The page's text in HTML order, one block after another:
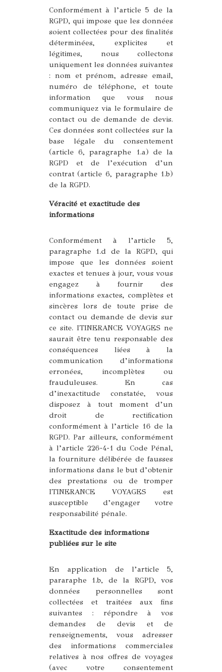
Conformément à l’article 5 de la
RGPD, qui impose que les données
soient collectées pour des finalités
déterminées, explicites et
légitimes, nous collectons
uniquement les données suivantes
: nom et prénom, adresse email,
numéro de téléphone, et toute
information que vous nous
communiquez via le formulaire de
contact ou de demande de devis.
Ces données sont collectées sur la
base légale du consentement
(article 6, paragraphe 1.a) de la
RGPD et de l’exécution d’un
contrat (article 6, paragraphe 1.b)
de la RGPD.
Véracité et exactitude des
informations
Conformément à l’article 5,
paragraphe 1.d de la RGPD, qui
impose que les données soient
exactes et tenues à jour, vous vous
engagez à fournir des
informations exactes, complètes et
sincères lors de toute prise de
contact ou demande de devis sur
ce site. ITINERANCE VOYAGES ne
saurait être tenu responsable des
conséquences liées à la
communication d’informations
erronées, incomplètes ou
frauduleuses. En cas
d’inexactitude constatée, vous
disposez à tout moment d’un
droit de rectification
conformément à l’article 16 de la
RGPD. Par ailleurs, conformément
à l’article 226-4-1 du Code Pénal,
la fourniture délibérée de fausses
informations dans le but d’obtenir
des prestations ou de tromper
ITINERANCE VOYAGES est
susceptible d’engager votre
responsabilité pénale.
Exactitude des informations
publiées sur le site
En application de l’article 5,
pararaphe 1.b, de la RGPD, vos
données personnelles sont
collectées et traitées aux fins
suivantes : répondre à vos
demandes de devis et de
renseignements, vous adresser
des informations commerciales
relatives à nos offres de voyages
(avec votre consentement